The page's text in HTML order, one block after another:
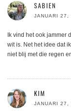
SABIEN
JANUARI
Ik vind het ook
wit is. Net het idee dat
niet blij met die regen
KIM
JANUARI